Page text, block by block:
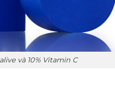
và 10% Vitamin C